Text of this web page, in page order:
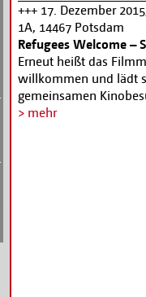
+++ 17. Dezember
1A, 14467 Potsdam
Refugees Welcome
Erneut heißt das
willkommen und lädt
gemeinsamen
Stummfilme – mit
> mehr